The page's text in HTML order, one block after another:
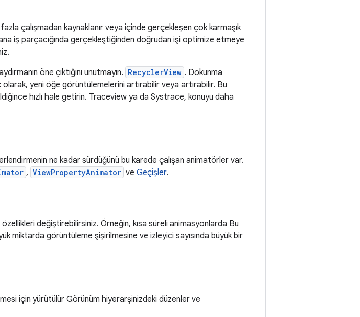
çalışmadan kaynaklanır veya içinde gerçekleşen çok karmaşık
iş parçacığında gerçekleştiğinden doğrudan işi optimize etmeye
öne çıktığını unutmayın. RecyclerView . Dokunma
olarak, yeni öğe görüntülemelerini artırabilir veya artırabilir. Bu
hızlı hale getirin. Traceview ya da Systrace, konuyu daha
ne kadar sürdüğünü bu karede çalışan animatörler var.
, ViewPropertyAnimator ve Geçişler.
değiştirebilirsiniz. Örneğin, kısa süreli animasyonlarda Bu
miktarda görüntüleme şişirilmesine ve izleyici sayısında büyük bir
için yürütülür Görünüm hiyerarşinizdeki düzenler ve